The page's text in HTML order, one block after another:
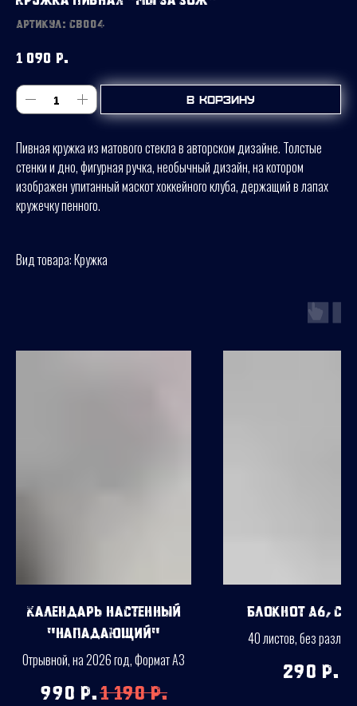
Артикул: СB004
1 090 р.
В корзину
Пивная кружка из матового стекла в авторском дизайне. Толстые
стенки и дно, фигурная ручка, необычный дизайн, на котором
изображен упитанный маскот хоккейного клуба, держащий в лапах
кружечку пенного.
Вид товара: Кружка
Календарь настенный
"Нападающий"
Отрывной, на 2026 год, Формат А3
990 р.1 190 р.
Блокнот А6,
40 листов, без
290 р.